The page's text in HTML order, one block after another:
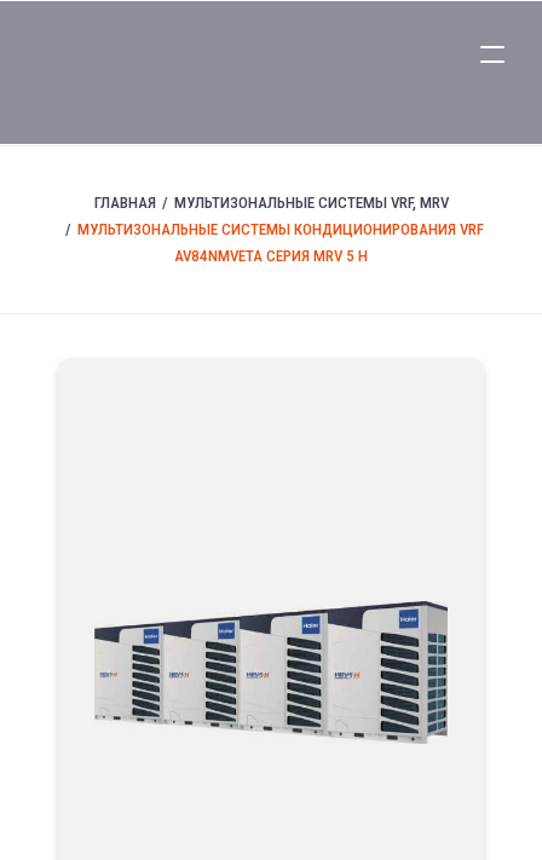
ГЛАВНАЯ
МУЛЬТИЗОНАЛЬНЫЕ СИСТЕМЫ VRF, MRV
МУЛЬТИЗОНАЛЬНЫЕ СИСТЕМЫ КОНДИЦИОНИРОВАНИЯ VRF
AV84NMVETA СЕРИЯ MRV 5 H